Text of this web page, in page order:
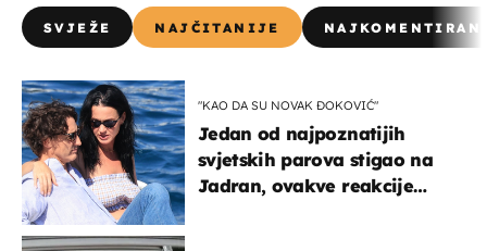
SVJEŽE NAJČITANIJE
"KAO DA SU NOVAK ĐOKOVIĆ"
Jedan od najpoznatijih
svjetskih parova stigao na
Jadran, ovakve reakcije